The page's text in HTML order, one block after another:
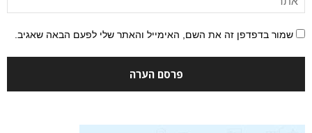
שמור בדפדפן זה את השם, האימייל והאתר שלי לפעם הבאה שאגיב.